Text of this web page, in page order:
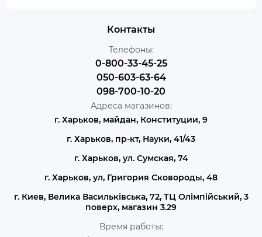
Контакты
Телефоны:
0-800-33-45-25
050-603-63-64
098-700-10-20
Адреса магазинов:
г. Харьков, майдан, Конституции, 9
г. Харьков, пр-кт, Науки, 41/43
г. Харьков, ул. Сумская, 74
г. Харьков, ул, Григория Сковороды, 48
г. Киев, Велика Васильківська, 72, ТЦ Олімпійський, 3
поверх, магазин 3.29
Время работы: